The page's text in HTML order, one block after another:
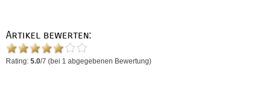
Artikel bewerten:
Rating: 5.0/7 (bei 1 abgegebenen Bewertung)